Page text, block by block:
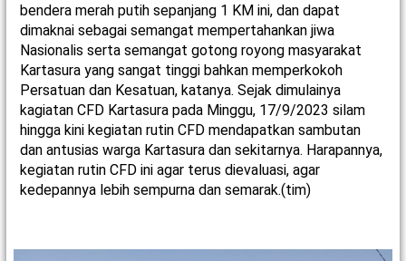
bendera merah putih sepanjang 1 KM ini, dan dapat
dimaknai sebagai semangat mempertahankan jiwa
Nasionalis serta semangat gotong royong masyarakat
Kartasura yang sangat tinggi bahkan memperkokoh
Persatuan dan Kesatuan, katanya. Sejak dimulainya
kagiatan CFD Kartasura pada Minggu, 17/9/2023 silam
hingga kini kegiatan rutin CFD mendapatkan sambutan
dan antusias warga Kartasura dan sekitarnya. Harapannya,
kegiatan rutin CFD ini agar terus dievaluasi, agar
kedepannya lebih sempurna dan semarak.(tim)